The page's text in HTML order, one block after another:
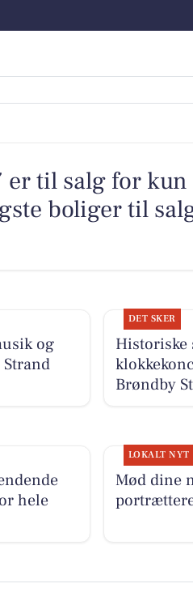
er til salg for
boliger til
og
DET SKER
Historiske
Brøndby
hele
LOKALT NYT
Mød dine